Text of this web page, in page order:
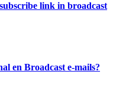
link in broadcast
en Broadcast e-mails?